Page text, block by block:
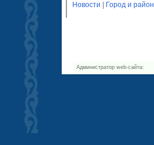
Новости Город и район
Администратор web-сайта: